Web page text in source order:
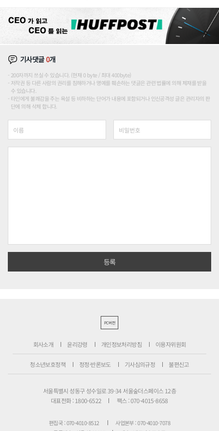
기사댓글0개
200자까지 쓰실 수 있습니다. (현재 0 byte / 최대 400byte)
저작권 등 다른 사람의 권리를 침해하거나 명예를 훼손하는 댓글은 관련 법률에 의해 제재를 받을
수 있습니다.
타인에게 불쾌감을 주는 욕설 등 비하하는 단어가 내용에 포함되거나 인신공격성 글은 관리자의 판
단에 의해 삭제 합니다.
PC버전
회사소개 윤리강령 개인정보처리방침 이용자위원회
청소년보호정책 정정·반론보도 기사심의규정 불편신고
서울특별시 성동구 성수일로 39-34 서울숲더스페이스 12층
대표전화 : 1800-6522
팩스 : 070-4015-8658
편집국 : 070-4010-8512
사업본부 : 070-4010-7078